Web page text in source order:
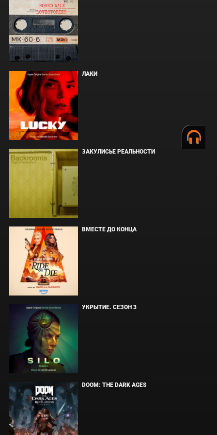
ЛАКИ
ЗАКУЛИСЬЕ РЕАЛЬНОСТИ
ВМЕСТЕ ДО КОНЦА
УКРЫТИЕ. СЕЗОН 3
DOOM: THE DARK AGES